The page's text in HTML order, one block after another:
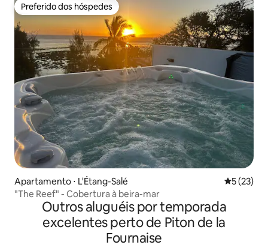
Preferido dos hóspedes
Preferido dos hóspedes
Apartamento ⋅ L'Étang-Salé 5 de uma
5 (23)
"The Reef" - Cobertura à beira-mar
Outros aluguéis por temporada
excelentes perto de Piton de la
Fournaise